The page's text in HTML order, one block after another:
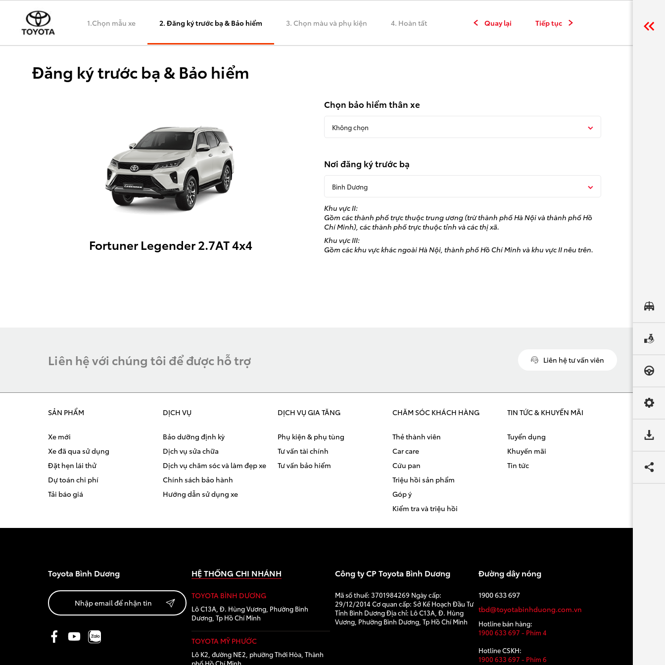
1.Chọn mẫu xe 2. Đăng ký trước bạ & Bảo hiểm 3. Chọn màu và phụ kiện 4. Hoàn tất Quay lại Tiếp tục
Đăng ký trước bạ & Bảo hiểm
Fortuner Legender 2.7AT 4x4
Chọn bảo hiểm thân xe
Không chọn
Nơi đăng ký trước bạ
Bình Dương
Khu vực II:
Gồm các thành phố trực thuộc trung ương (trừ thành phố Hà Nội và thành phố Hồ
Chí Minh), các thành phố trực thuộc tỉnh và các thị xã.
Khu vực III:
Gồm các khu vực khác ngoài Hà Nội, thành phố Hồ Chí Minh và khu vực II nêu trên.
Liên hệ với chúng tôi để được hỗ trợ Liên hệ tư vấn viên
SẢN PHẨM
Xe mới
Xe đã qua sử dụng
Đặt hẹn lái thử
Dự toán chi phí
Tải báo giá
DỊCH VỤ
Bảo dưỡng định kỳ
Dịch vụ sửa chữa
Dịch vụ chăm sóc và làm đẹp xe
Chính sách bảo hành
Hướng dẫn sử dụng xe
DỊCH VỤ GIA TĂNG
Phụ kiện & phụ tùng
Tư vấn tài chính
Tư vấn bảo hiểm
CHĂM SÓC KHÁCH HÀNG
Thẻ thành viên
Car care
Cứu pan
Triệu hồi sản phẩm
Góp ý
Kiểm tra và triệu hồi
TIN TỨC & KHUYẾN MÃI
Tuyển dụng
Khuyến mãi
Tin tức
Toyota Bình Dương HỆ THỐNG CHI NHÁNH
TOYOTA BÌNH DƯƠNG
Lô C13A, Đ. Hùng Vương, Phường Bình
Dương, Tp Hồ Chí Minh
TOYOTA MỸ PHƯỚC
Lô K2, đường NE2, phường Thới Hòa, Thành
phố Hồ Chí Minh
Công ty CP Toyota Bình Dương
Mã số thuế: 3701984269 Ngày cấp:
29/12/2014 Cơ quan cấp: Sở Kế Hoạch Đầu Tư
Tỉnh Bình Dương Địa chỉ: Lô C13A, Đ. Hùng
Vương, Phường Bình Dương, Tp Hồ Chí Minh
Đường dây nóng
1900 633 697
tbd@toyotabinhduong.com.vn
Hotline bán hàng:
1900 633 697 - Phím 4
Hotline CSKH:
1900 633 697 - Phím 6